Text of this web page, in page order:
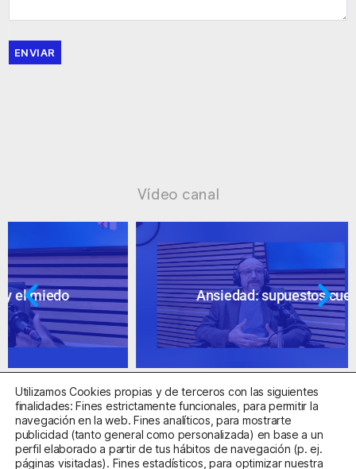
ENVIAR
Vídeo canal
Ansiedad: supuestos cuestionables
Centro Sanitario Autorizado con el código E08737002
Utilizamos Cookies propias y de terceros con las siguientes
finalidades: Fines estrictamente funcionales, para permitir la
navegación en la web. Fines analíticos, para mostrarte
publicidad (tanto general como personalizada) en base a un
perfil elaborado a partir de tus hábitos de navegación (p. ej.
páginas visitadas). Fines estadísticos, para optimizar nuestra